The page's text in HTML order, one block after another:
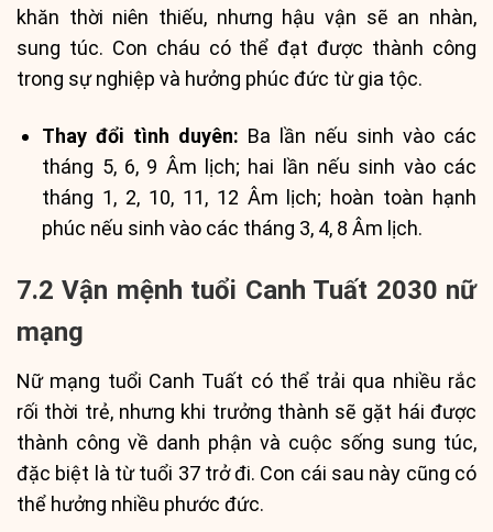
khăn thời niên thiếu, nhưng hậu vận sẽ an nhàn,
sung túc. Con cháu có thể đạt được thành công
trong sự nghiệp và hưởng phúc đức từ gia tộc.
Thay đổi tình duyên: Ba lần nếu sinh vào các
tháng 5, 6, 9 Âm lịch; hai lần nếu sinh vào các
tháng 1, 2, 10, 11, 12 Âm lịch; hoàn toàn hạnh
phúc nếu sinh vào các tháng 3, 4, 8 Âm lịch.
7.2 Vận mệnh tuổi Canh Tuất 2030 nữ
mạng
Nữ mạng tuổi Canh Tuất có thể trải qua nhiều rắc
rối thời trẻ, nhưng khi trưởng thành sẽ gặt hái được
thành công về danh phận và cuộc sống sung túc,
đặc biệt là từ tuổi 37 trở đi. Con cái sau này cũng có
thể hưởng nhiều phước đức.